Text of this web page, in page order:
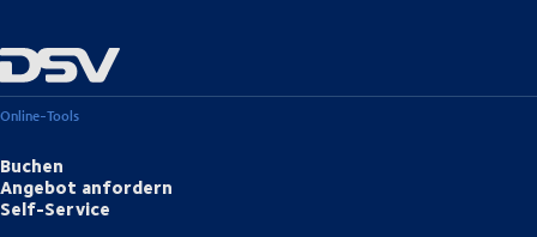
Online-Tools
Buchen
Angebot anfordern
Self-Service